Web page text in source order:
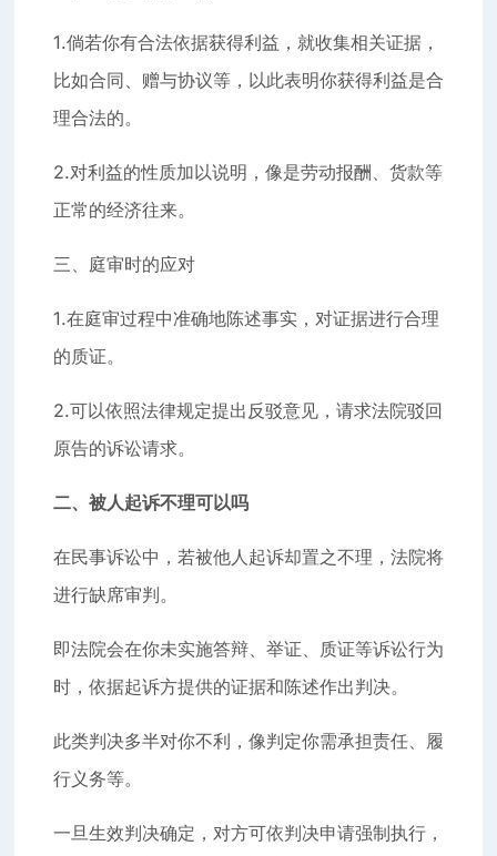
1.倘若你有合法依据获得利益，就收集相关证据，
比如合同、赠与协议等，以此表明你获得利益是合
理合法的。
2.对利益的性质加以说明，像是劳动报酬、货款等
正常的经济往来。
三、庭审时的应对
1.在庭审过程中准确地陈述事实，对证据进行合理
的质证。
2.可以依照法律规定提出反驳意见，请求法院驳回
原告的诉讼请求。
二、被人起诉不理可以吗
在民事诉讼中，若被他人起诉却置之不理，法院将
进行缺席审判。
即法院会在你未实施答辩、举证、质证等诉讼行为
时，依据起诉方提供的证据和陈述作出判决。
此类判决多半对你不利，像判定你需承担责任、履
行义务等。
一旦生效判决确定，对方可依判决申请强制执行，